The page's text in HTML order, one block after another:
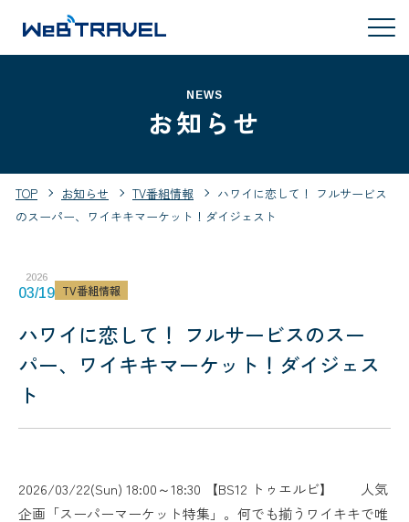
NEWS
お知らせ
TOP お知らせ TV番組情報
ハワイに恋して！ フルサービス
のスーパー、ワイキキマーケット！ダイジェスト
2026
03/19 TV番組情報
ハワイに恋して！ フルサービスのスー
パー、ワイキキマーケット！ダイジェス
ト
2026/03/22(Sun) 18:00～18:30 【BS12 トゥエルビ】 人気
企画「スーパーマーケット特集」。何でも揃うワイキキで唯